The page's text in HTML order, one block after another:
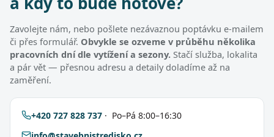
Zavolejte nám, nebo pošlete nezávaznou poptávku e-mailem
či přes formulář. Obvykle se ozveme v průběhu několika
pracovních dní dle vytížení a sezony. Stačí služba, lokalita
a pár vět — přesnou adresu a detaily doladíme až na
zaměření.
+420 727 828 737 · Po–Pá 8:00–16:30